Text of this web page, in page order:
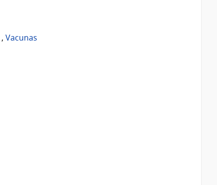
, Vacunas